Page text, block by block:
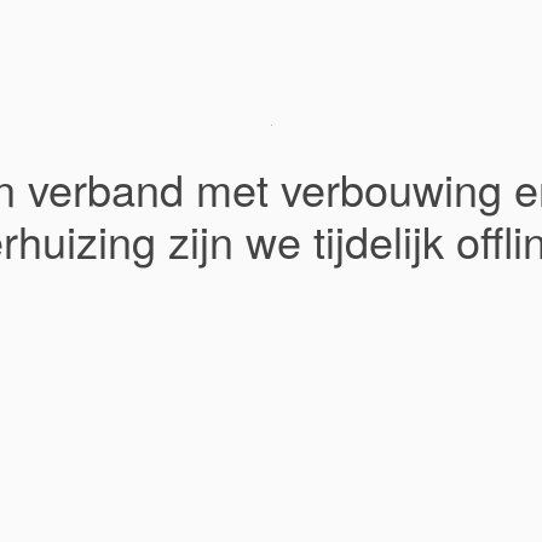
verband met verbouwing
zijn we tijdelijk